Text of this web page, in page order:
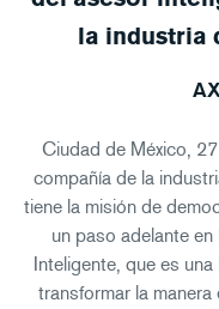
la industria
Ciudad de México,
compañía de la
tiene la misión de
un paso adelante
Inteligente, que es
transformar la